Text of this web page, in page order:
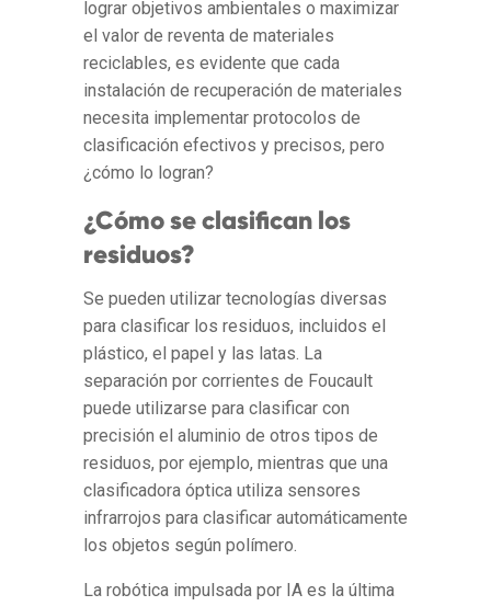
lograr objetivos ambientales o maximizar
el valor de reventa de materiales
reciclables, es evidente que cada
instalación de recuperación de materiales
necesita implementar protocolos de
clasificación efectivos y precisos, pero
¿cómo lo logran?
¿Cómo se clasifican los
residuos?
Se pueden utilizar tecnologías diversas
para clasificar los residuos, incluidos el
plástico, el papel y las latas. La
separación por corrientes de Foucault
puede utilizarse para clasificar con
precisión el aluminio de otros tipos de
residuos, por ejemplo, mientras que una
clasificadora óptica utiliza sensores
infrarrojos para clasificar automáticamente
los objetos según polímero.
La robótica impulsada por IA es la última